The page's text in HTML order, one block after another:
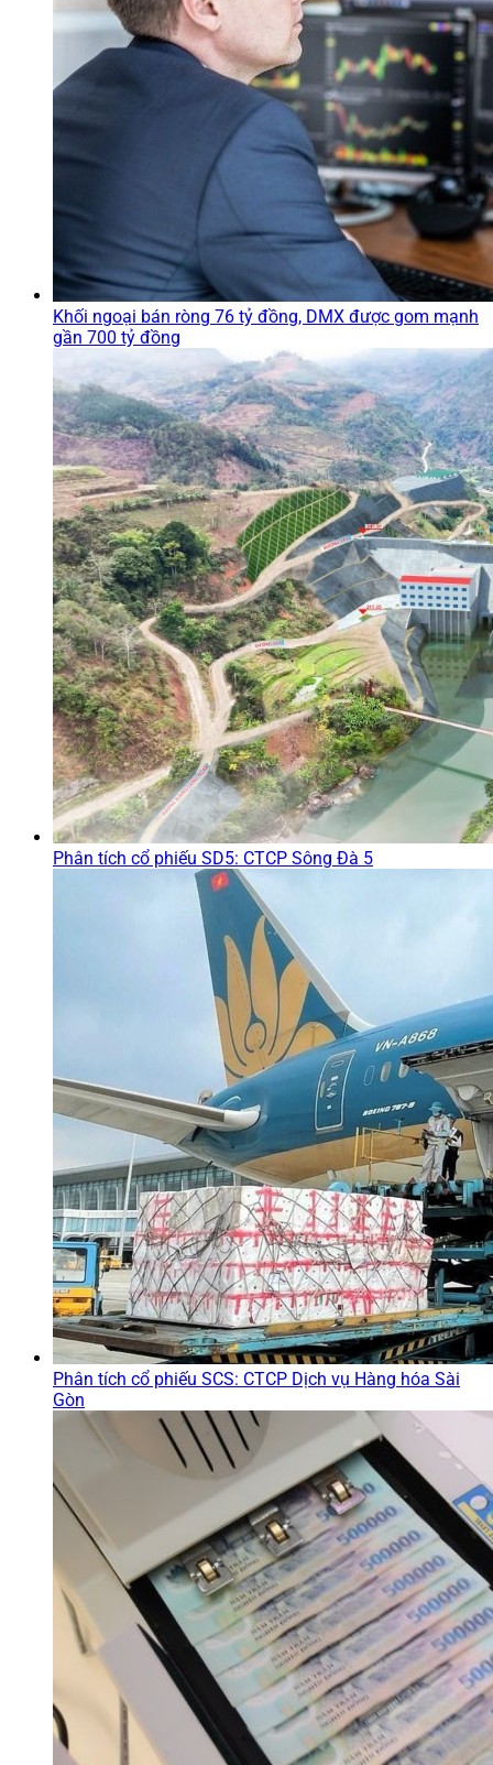
Khối ngoại bán ròng 76 tỷ đồng, DMX được gom mạnh
gần 700 tỷ đồng
Phân tích cổ phiếu SD5: CTCP Sông Đà 5
Phân tích cổ phiếu SCS: CTCP Dịch vụ Hàng hóa Sài
Gòn